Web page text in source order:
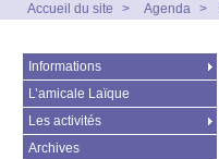
Accueil du site > Agenda >
Informations
L’amicale Laïque
Les activités
Archives